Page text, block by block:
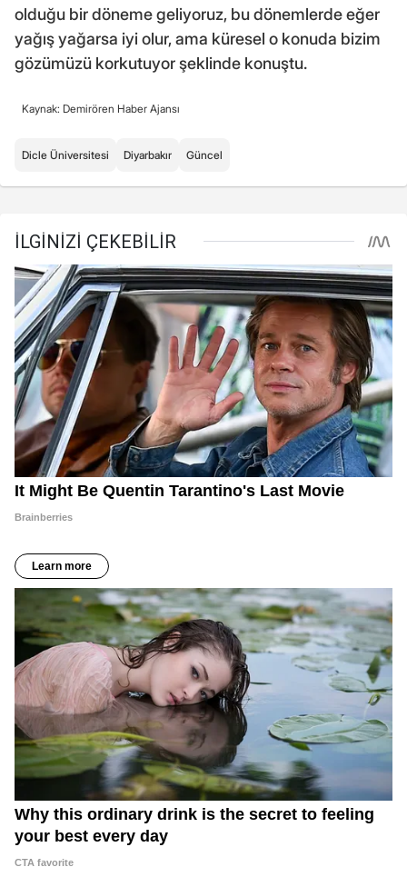
olduğu bir döneme geliyoruz, bu dönemlerde eğer
yağış yağarsa iyi olur, ama küresel o konuda bizim
gözümüzü korkutuyor şeklinde konuştu.
Kaynak: Demirören Haber Ajansı
Dicle Üniversitesi Diyarbakır Güncel